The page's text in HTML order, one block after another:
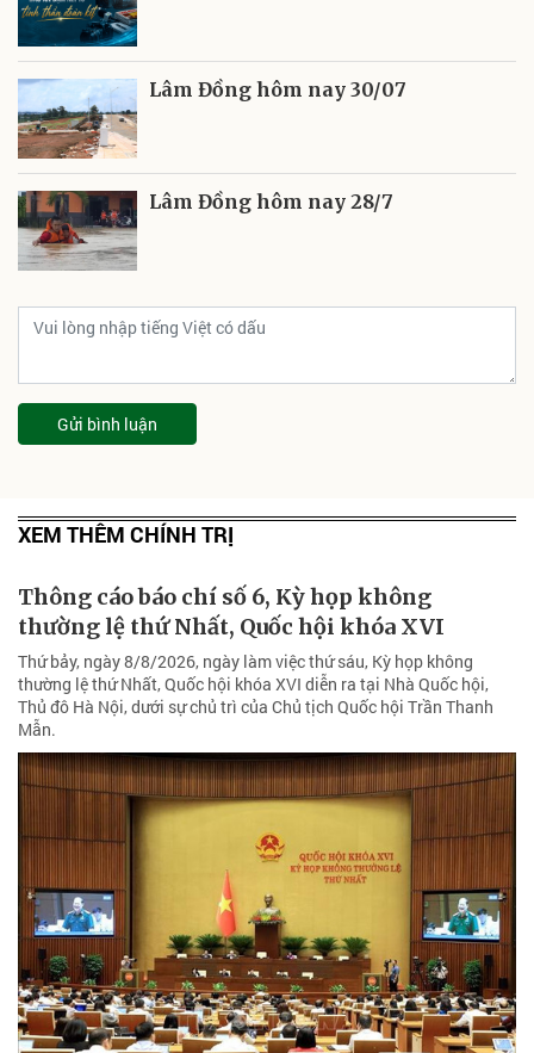
Lâm Đồng hôm nay 30/07
Lâm Đồng hôm nay 28/7
Gửi bình luận
XEM THÊM CHÍNH TRỊ
Thông cáo báo chí số 6, Kỳ họp không
thường lệ thứ Nhất, Quốc hội khóa XVI
Thứ bảy, ngày 8/8/2026, ngày làm việc thứ sáu, Kỳ họp không
thường lệ thứ Nhất, Quốc hội khóa XVI diễn ra tại Nhà Quốc hội,
Thủ đô Hà Nội, dưới sự chủ trì của Chủ tịch Quốc hội Trần Thanh
Mẫn.